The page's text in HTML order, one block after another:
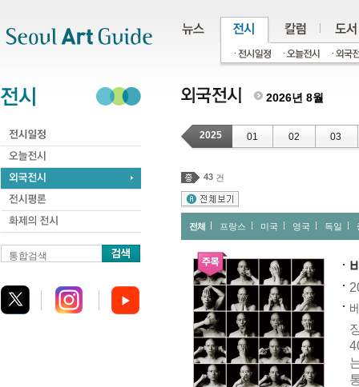
통합검색
2026년 8월
2025 01 02 03
43 건
전체 프랑스 미국 영국 독일